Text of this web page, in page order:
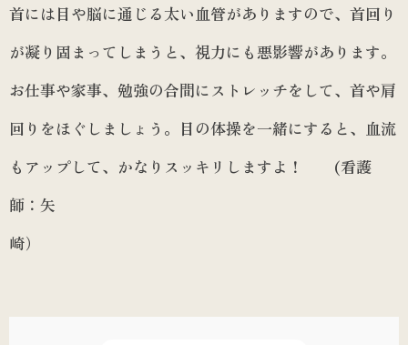
首には目や脳に通じる太い血管がありますので、首回り
が凝り固まってしまうと、視力にも悪影響があります。
お仕事や家事、勉強の合間にストレッチをして、首や肩
回りをほぐしましょう。目の体操を一緒にすると、血流
もアップして、かなりスッキリしますよ！ (看護
師：矢
崎